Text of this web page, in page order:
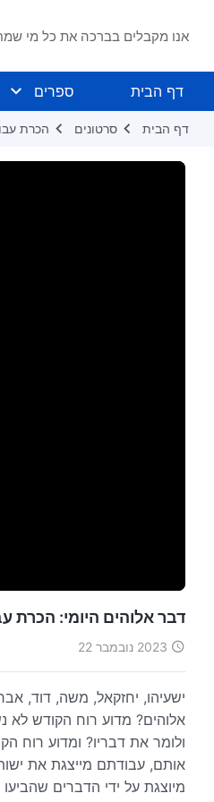
אנו מקבלים בברכה את כל מי
דף הבית ספרים
דף הבית סרטונים הכרת
דבר אלוהים היומי: הכרת
2023 נובמבר 22
ישעיהו, יחזקאל, משה, דוד,
אלוהים? מדוע רוח הקודש
ולומר את דבריו? ומדוע רוח
אותם, עבודתם מייצגת את
מיוצגת על ידי הדברים